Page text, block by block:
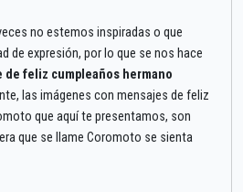
no estemos inspiradas o que
de expresión, por lo que se nos hace
de feliz cumpleaños hermano
las imágenes con mensajes de feliz
que aquí te presentamos, son
que se llame Coromoto se sienta